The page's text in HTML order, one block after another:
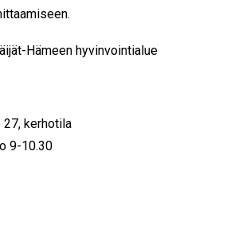
Hämeen hyvinvointialue
kerhotila
9-10.30